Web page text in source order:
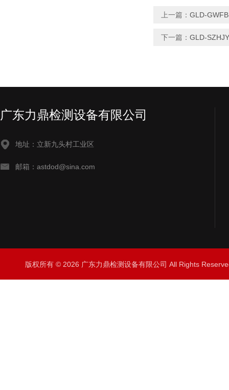
上一篇： GLD-
下一篇： GLD-
广东力鼎检测设备有限公司
地址：立新九头村工业区
邮箱：astdod@sina.com
版权所有 © 2026 广东力鼎检测设备有限公司 All Rights